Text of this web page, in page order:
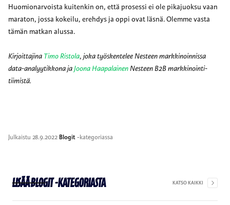
Huomionarvoista kuitenkin on, että prosessi ei ole pikajuoksu vaan
maraton, jossa kokeilu, erehdys ja oppi ovat läsnä. Olemme vasta
tämän matkan alussa.
Kirjoittajina Timo Ristola, joka työskentelee Nesteen markkinoinnissa
data-analyytikkona jaJoona HaapalainenNesteen B2B markkinointi-
tiimistä.
Julkaistu 28.9.2022 Blogit-kategoriassa
LisääBlogit-kategoriasta KATSO KAIKKI